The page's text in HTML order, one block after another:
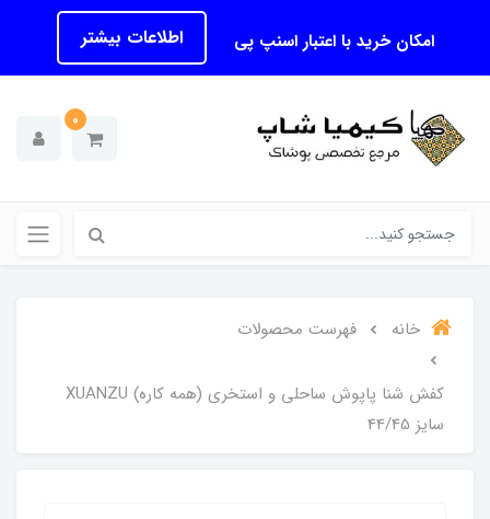
امکان خرید با اعتبار اسنپ پی اطلاعات بیشتر
0
خانه فهرست محصولات
کفش شنا پاپوش ساحلی و استخری (همه کاره) XUANZU
سایز 44/45